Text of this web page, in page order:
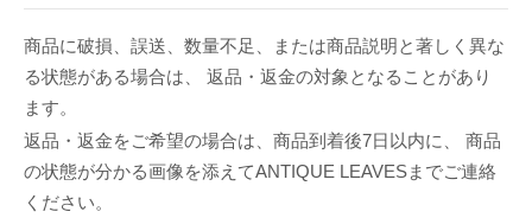
商品に破損、誤送、数量不足、または商品説明と著しく異な
る状態がある場合は、 返品・返金の対象となることがあり
ます。
返品・返金をご希望の場合は、商品到着後7日以内に、 商品
の状態が分かる画像を添えてANTIQUE LEAVESまでご連絡
ください。